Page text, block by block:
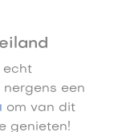
echt
een
om van dit
genieten!